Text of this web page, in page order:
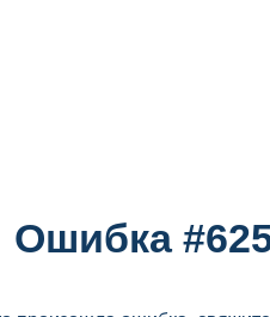
Ошибка